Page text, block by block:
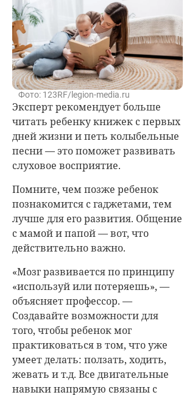
Фото: 123RF/legion-media.ru
Эксперт рекомендует больше
читать ребенку книжек с первых
дней жизни и петь колыбельные
песни — это поможет развивать
слуховое восприятие.
Помните, чем позже ребенок
познакомится с гаджетами, тем
лучше для его развития. Общение
с мамой и папой — вот, что
действительно важно.
«Мозг развивается по принципу
«используй или потеряешь», —
объясняет профессор. —
Создавайте возможности для
того, чтобы ребенок мог
практиковаться в том, что уже
умеет делать: ползать, ходить,
жевать и т.д. Все двигательные
навыки напрямую связаны с